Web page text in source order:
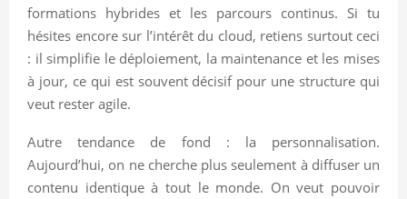
formations hybrides et les parcours continus. Si tu
hésites encore sur l’intérêt du cloud, retiens surtout ceci
: il simplifie le déploiement, la maintenance et les mises
à jour, ce qui est souvent décisif pour une structure qui
veut rester agile.
Autre tendance de fond : la personnalisation.
Aujourd’hui, on ne cherche plus seulement à diffuser un
contenu identique à tout le monde. On veut pouvoir